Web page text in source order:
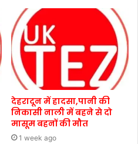
देहरादून में हादसा,पानी की
निकासी नाली में बहने से दो
मासूम बहनों की मौत
1 week ago